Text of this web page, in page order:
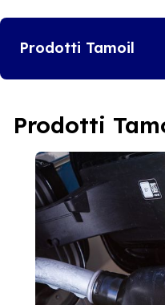
Prodotti Tamoil
Prodotti